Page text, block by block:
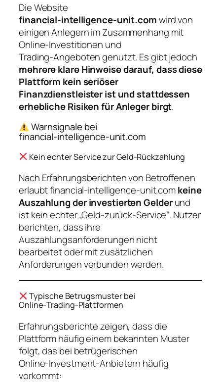
Die Website
financial‑intelligence‑unit.comwird von
einigen Anlegern im Zusammenhang mit
Online‑Investitionen und
Trading‑Angeboten genutzt. Es gibt jedoch
mehrere klare Hinweise darauf, dass diese
Plattform kein seriöser
Finanzdienstleister ist und stattdessen
erhebliche Risiken für Anleger birgt.
Warnsignale bei
financial‑intelligence‑unit.com
Kein echter Service zur Geld‑Rückzahlung
Nach Erfahrungsberichten von Betroffenen
erlaubt financial‑intelligence‑unit.comkeine
Auszahlung der investierten Gelderund
ist kein echter „Geld‑zurück‑Service“. Nutzer
berichten, dass ihre
Auszahlungsanforderungen nicht
bearbeitet oder mit zusätzlichen
Anforderungen verbunden werden.
Typische Betrugsmuster bei
Online‑Trading‑Plattformen
Erfahrungsberichte zeigen, dass die
Plattform häufig einem bekannten Muster
folgt, das bei betrügerischen
Online‑Investment‑Anbietern häufig
vorkommt: